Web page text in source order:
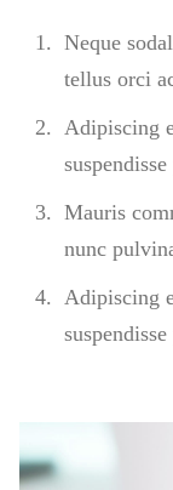
Neque
tellus orci
Adipiscing
Mauris
nunc
Adipiscing